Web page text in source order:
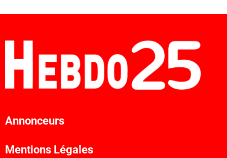
Annonceurs
Mentions Légales